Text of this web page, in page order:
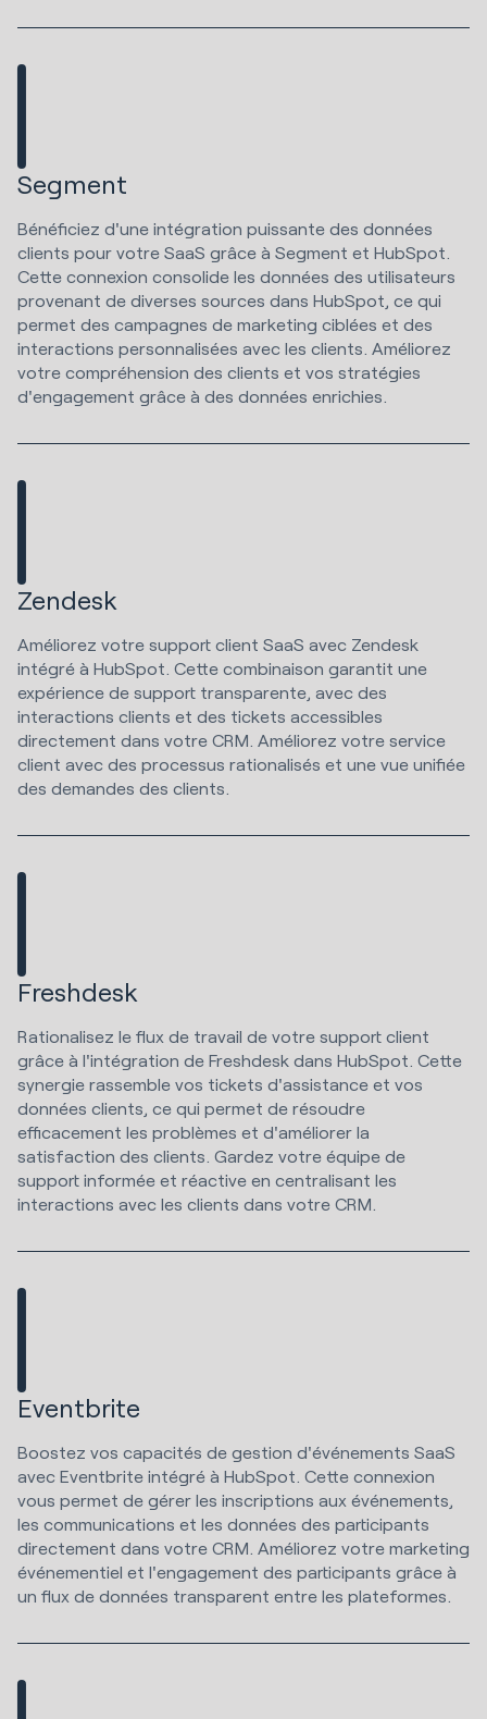
Segment
Bénéficiez d'une intégration puissante des données
clients pour votre SaaS grâce à Segment et HubSpot.
Cette connexion consolide les données des utilisateurs
provenant de diverses sources dans HubSpot, ce qui
permet des campagnes de marketing ciblées et des
interactions personnalisées avec les clients. Améliorez
votre compréhension des clients et vos stratégies
d'engagement grâce à des données enrichies.
Zendesk
Améliorez votre support client SaaS avec Zendesk
intégré à HubSpot. Cette combinaison garantit une
expérience de support transparente, avec des
interactions clients et des tickets accessibles
directement dans votre CRM. Améliorez votre service
client avec des processus rationalisés et une vue unifiée
des demandes des clients.
Freshdesk
Rationalisez le flux de travail de votre support client
grâce à l'intégration de Freshdesk dans HubSpot. Cette
synergie rassemble vos tickets d'assistance et vos
données clients, ce qui permet de résoudre
efficacement les problèmes et d'améliorer la
satisfaction des clients. Gardez votre équipe de
support informée et réactive en centralisant les
interactions avec les clients dans votre CRM.
Eventbrite
Boostez vos capacités de gestion d'événements SaaS
avec Eventbrite intégré à HubSpot. Cette connexion
vous permet de gérer les inscriptions aux événements,
les communications et les données des participants
directement dans votre CRM. Améliorez votre marketing
événementiel et l'engagement des participants grâce à
un flux de données transparent entre les plateformes.